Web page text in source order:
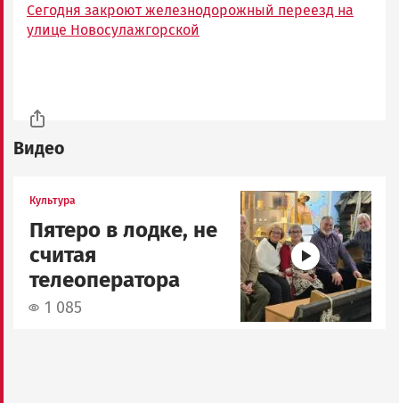
Сегодня закроют железнодорожный переезд на
улице Новосулажгорской
Видео
Культура
Пятеро в лодке, не
считая
телеоператора
1 085
Image